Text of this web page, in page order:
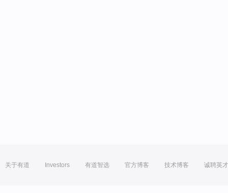
关于有道 Investors 有道智选 官方博客 技术博客 诚聘英才